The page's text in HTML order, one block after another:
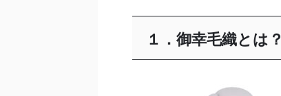
１．御幸毛織とは？